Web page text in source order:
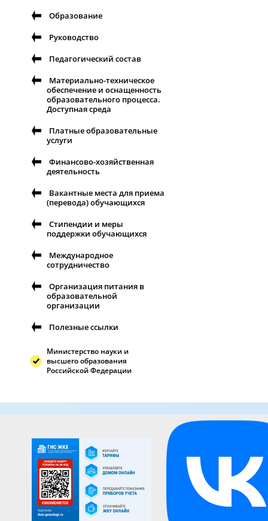
Образование
Руководство
Педагогический состав
Материально-техническое
обеспечение и оснащенность
образовательного процесса.
Доступная среда
Платные образовательные
услуги
Финансово-хозяйственная
деятельность
Вакантные места для приема
(перевода) обучающихся
Стипендии и меры
поддержки обучающихся
Международное
сотрудничество
Организация питания в
образовательной
организации
Полезные ссылки
Министерство науки и
высшего образования
Российской Федерации